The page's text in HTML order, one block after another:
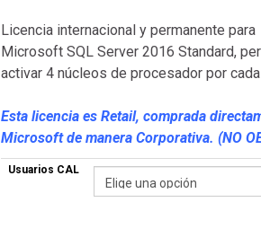
Licencia internacional y permanente para
Microsoft SQL Server 2016 Standard,
activar 4 núcleos de procesador por
Esta licencia es Retail, comprada
Microsoft de manera Corporativa. (NO
Usuarios CAL